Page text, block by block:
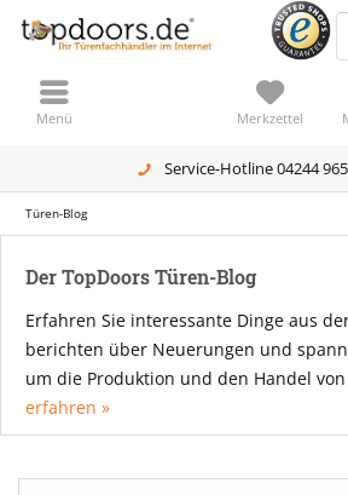
Service-Hotline 04244
Merkzettel
Menü
Türen-Blog
Der TopDoors Türen-Blog
Erfahren Sie interessante Dinge aus
berichten über Neuerungen und
um die Produktion und den Handel
erfahren »